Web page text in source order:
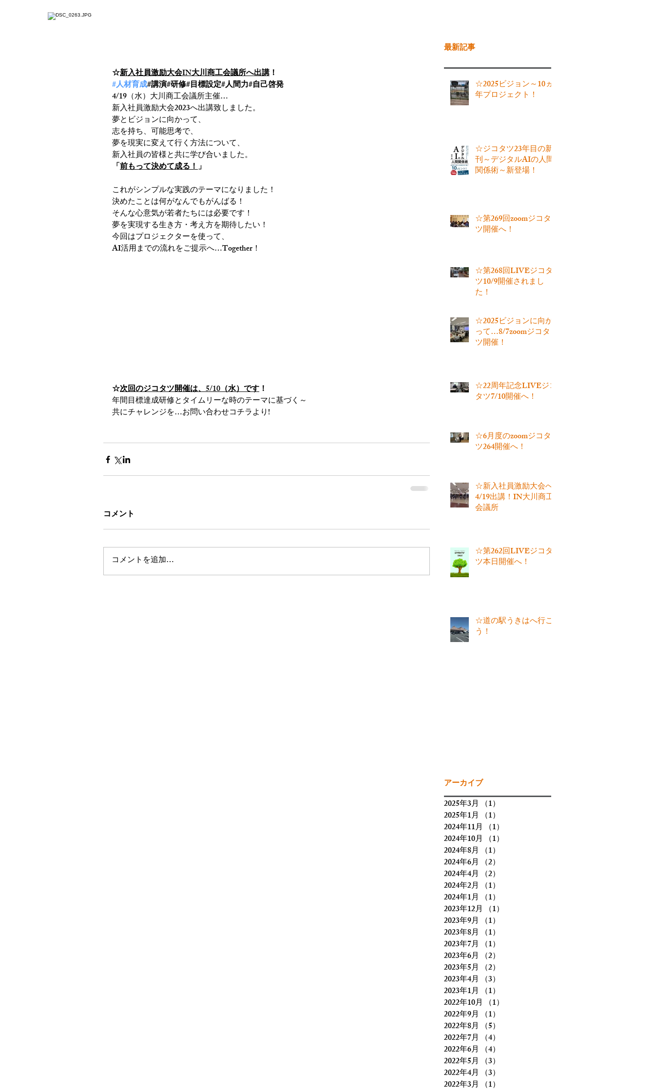
☆新入社員激励大会IN大川商工会議所へ出講 ！
#人材育成#講演#研修#目標設定#人間力#自己啓発
4/19（水）大川商工会議所主催…
新入社員激励大会2023へ出講致しました。
夢とビジョンに向かって、
志を持ち、可能思考で、
夢を現実に変えて行く方法について、
新入社員の皆様と共に学び合いました。
「前もって決めて成る！」
これがシンプルな実践のテーマになりました！
決めたことは何がなんでもがんばる！
そんな心意気が若者たちには必要です！
夢を実現する生き方・考え方を期待したい！
今回はプロジェクターを使って、
AI活用までの流れをご提示へ…Together！
☆次回のジコタツ開催は、5/10（水）です ！
年間目標達成研修とタイムリーな時のテーマに基づく～
共にチャレンジを…お問い合わせコチラより!
コメント
コメントを追加…
最新記事
☆2025ビジョン～10ヵ
年プロジェクト！
☆ジコタツ23年目の新
刊～デジタルAIの人間
関係術～新登場！
☆第269回zoomジコタ
ツ開催へ！
☆第268回LIVEジコタ
ツ10/9開催されまし
た！
☆2025ビジョンに向か
って…8/7zoomジコタ
ツ開催！
☆22周年記念LIVEジコ
タツ7/10開催へ！
☆6月度のzoomジコタ
ツ264開催へ！
☆新入社員激励大会へ
4/19出講！IN大川商工
会議所
☆第262回LIVEジコタ
ツ本日開催へ！
☆道の駅うきはへ行こ
う！
アーカイブ
2025年3月 （1）
2025年1月 （1）
2024年11月 （1）
2024年10月 （1）
2024年8月 （1）
2024年6月 （2）
2024年4月 （2）
2024年2月 （1）
2024年1月 （1）
2023年12月 （1）
2023年9月 （1）
2023年8月 （1）
2023年7月 （1）
2023年6月 （2）
2023年5月 （2）
2023年4月 （3）
2023年1月 （1）
2022年10月 （1）
2022年9月 （1）
2022年8月 （5）
2022年7月 （4）
2022年6月 （4）
2022年5月 （3）
2022年4月 （3）
2022年3月 （1）